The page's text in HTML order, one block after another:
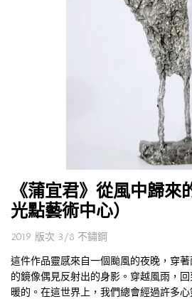
《蒲宜君》從風中歸來
光點藝術中心）
2019 版次 3/8 不鏽鋼
這件作品靈感來自一個颱風的夜晚，穿
的鏡像偶見反射出的身影。穿越風雨，
暖的。在這世界上，我們總會經過許多